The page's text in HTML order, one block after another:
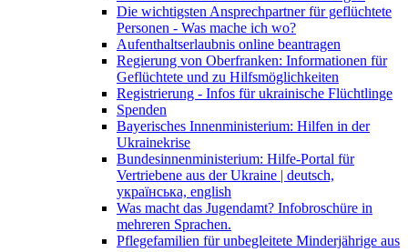
Die wichtigsten Ansprechpartner für geflüchtete
Personen - Was mache ich wo?
Aufenthaltserlaubnis online beantragen
Regierung von Oberfranken: Informationen für
Geflüchtete und zu Hilfsmöglichkeiten
Registrierung - Infos für ukrainische Flüchtlinge
Spenden
Bayerisches Innenministerium: Hilfen in der
Ukrainekrise
Bundesinnenministerium: Hilfe-Portal für
Vertriebene aus der Ukraine | deutsch,
українська, english
Was macht das Jugendamt? Infobroschüre in
mehreren Sprachen.
Pflegefamilien für unbegleitete Minderjährige aus